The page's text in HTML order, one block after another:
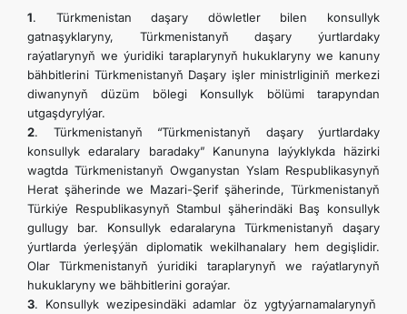
1. Türkmenistan daşary döwletler bilen konsullyk
gatnaşyklaryny, Türkmenistanyň daşary ýurtlardaky
raýatlarynyň we ýuridiki taraplarynyň hukuklaryny we kanuny
bähbitlerini Türkmenistanyň Daşary işler ministrliginiň merkezi
diwanynyň düzüm bölegi Konsullyk bölümi tarapyndan
utgaşdyrylýar.
2. Türkmenistanyň “Türkmenistanyň daşary ýurtlardaky
konsullyk edaralary baradaky” Kanunyna laýyklykda häzirki
wagtda Türkmenistanyň Owganystan Yslam Respublikasynyň
Herat şäherinde we Mazari-Şerif şäherinde, Türkmenistanyň
Türkiýe Respublikasynyň Stambul şäherindäki Baş konsullyk
gullugy bar. Konsullyk edaralaryna Türkmenistanyň daşary
ýurtlarda ýerleşýän diplomatik wekilhanalary hem degişlidir.
Olar Türkmenistanyň ýuridiki taraplarynyň we raýatlarynyň
hukuklaryny we bähbitlerini goraýar.
3. Konsullyk wezipesindäki adamlar öz ygtyýarnamalarynyň